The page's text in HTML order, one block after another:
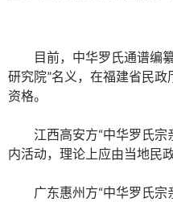
目前，中华罗氏通谱编
研究院”名义，在福建省民
资格。
江西高安方“中华罗氏
内活动，理论上应由当地民
广东惠州方“中华罗氏宗